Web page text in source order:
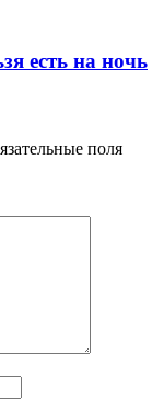
есть на ночь
поля